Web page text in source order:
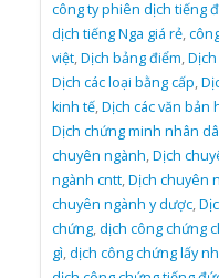
công ty phiên dịch tiếng
dịch tiếng Nga giá rẻ,
việt,Dịch bảng điểm,
Dịch các loại bằng cấp,
kinh tế,Dịch các văn bản
Dịch chứng minh nhân
chuyên ngành,Dịch
ngành cntt,Dịch chuyên
chuyên ngành y dược,
chứng,dịch công chứng
gì,dịch công chứng lấy